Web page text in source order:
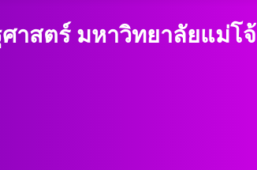
าสตร์ มหาวิทยาลัยแม่โจ้